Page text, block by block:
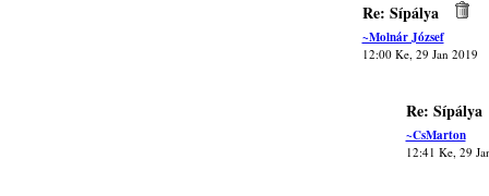
Re: Sípálya
~Molnár József
12:00 Ke, 29 Jan 2019
Re: Sípálya
~CsMarton
12:41 Ke, 29